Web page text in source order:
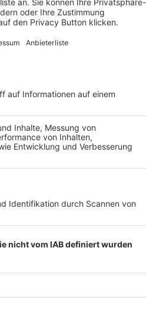
Datenschutz Impressum